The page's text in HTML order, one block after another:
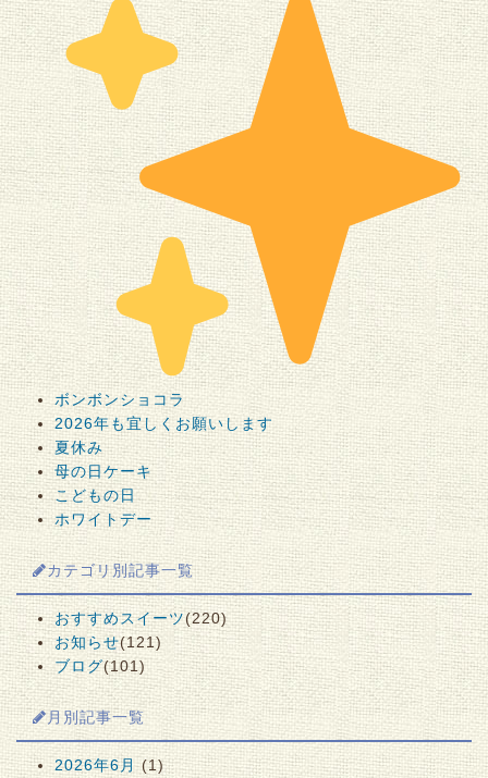
ボンボンショコラ
2026年も宜しくお願いします
夏休み
母の日ケーキ
こどもの日
ホワイトデー
カテゴリ別記事一覧
おすすめスイーツ(220)
お知らせ(121)
ブログ(101)
月別記事一覧
2026年6月 (1)